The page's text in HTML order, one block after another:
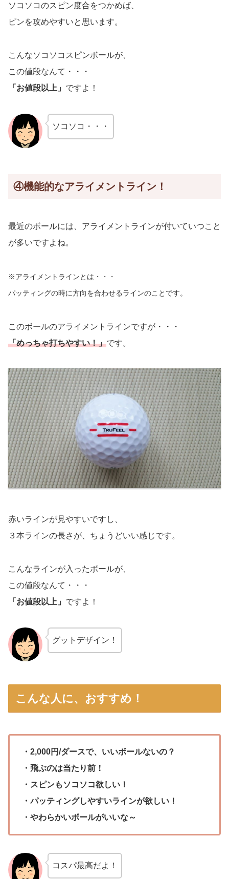
ソコソコのスピン度合をつかめば、
ピンを攻めやすいと思います。
こんなソコソコスピンボールが、
この値段なんて・・・
「お値段以上」 ですよ！
ソコソコ・・・
④機能的なアライメントライン！
最近のボールには、アライメントラインが付いていつこと
が多いですよね。
※アライメントラインとは・・・
パッティングの時に方向を合わせるラインのことです。
このボールのアライメントラインですが・・・
「めっちゃ打ちやすい！」です。
赤いラインが見やすいですし、
３本ラインの長さが、ちょうどいい感じです。
こんなラインが入ったボールが、
この値段なんて・・・
「お値段以上」 ですよ！
グットデザイン！
こんな人に、おすすめ！
・2,000円/ダースで、いいボールないの？
・飛ぶのは当たり前！
・スピンもソコソコ欲しい！
・パッティングしやすいラインが欲しい！
・やわらかいボールがいいな～
コスパ最高だよ！